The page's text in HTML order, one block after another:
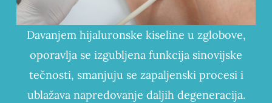
Davanjem hijaluronske kiseline u zglobove,
oporavlja se izgubljena funkcija sinovijske
tečnosti, smanjuju se zapaljenski procesi i
ublažava napredovanje daljih degeneracija.